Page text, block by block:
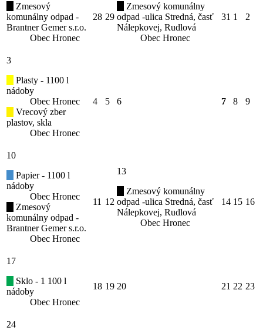
Zmesový
komunálny odpad -
Brantner Gemer s.r.o.
Obec Hronec
28 29
Zmesový komunálny
odpad -ulica Stredná, časť
Nálepkovej, Rudlová
Obec Hronec
31 1 2
3
Plasty - 1100 l
nádoby
Obec Hronec
Vrecový zber
plastov, skla
Obec Hronec
4 5 6 7 8 9
10
Papier - 1100 l
nádoby
Obec Hronec
Zmesový
komunálny odpad -
Brantner Gemer s.r.o.
Obec Hronec
11 12
13
Zmesový komunálny
odpad -ulica Stredná, časť
Nálepkovej, Rudlová
Obec Hronec
14 15 16
17
Sklo - 1 100 l
nádoby
Obec Hronec
18 19 20 21 22 23
24